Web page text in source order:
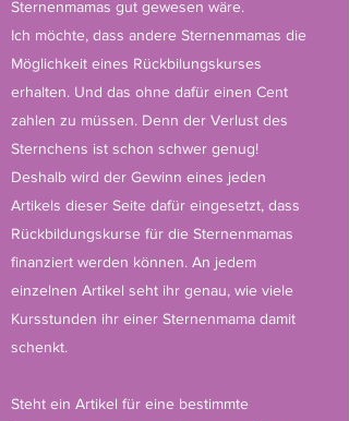
Sternenmamas gut gewesen wäre.
Ich möchte, dass andere Sternenmamas die
Möglichkeit eines Rückbilungskurses
erhalten. Und das ohne dafür einen Cent
zahlen zu müssen. Denn der Verlust des
Sternchens ist schon schwer genug!
Deshalb wird der Gewinn eines jeden
Artikels dieser Seite dafür eingesetzt, dass
Rückbildungskurse für die Sternenmamas
finanziert werden können. An jedem
einzelnen Artikel seht ihr genau, wie viele
Kursstunden ihr einer Sternenmama damit
schenkt.
Steht ein Artikel für eine bestimmte